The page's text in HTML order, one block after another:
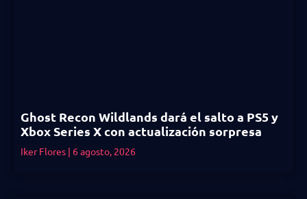
Ghost Recon Wildlands dará el salto a PS5 y
Xbox Series X con actualización sorpresa
Iker Flores 6 agosto, 2026